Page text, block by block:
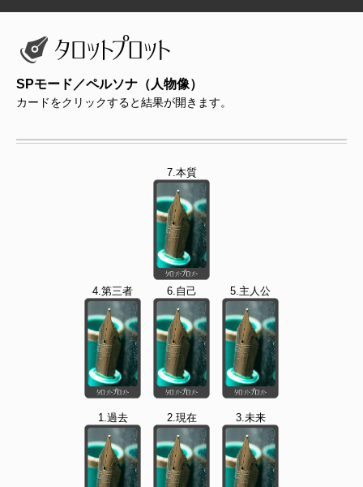
SPモード／ペルソナ（人物像）
カードをクリックすると結果が開きます。
7.本質
4.第三者 6.自己 5.主人公
1.過去 2.現在 3.未来